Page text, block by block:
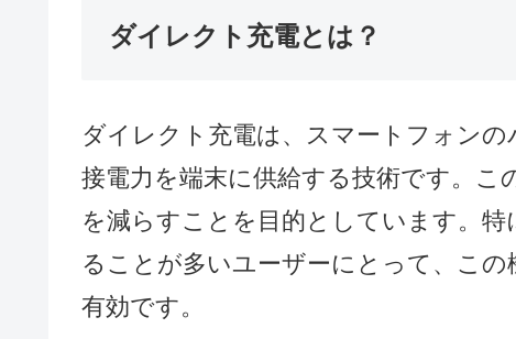
ダイレクト充電とは？
ダイレクト充電は、スマートフォン
接電力を端末に供給する技術です。こ
を減らすことを目的としています。
ることが多いユーザーにとって、こ
有効です。